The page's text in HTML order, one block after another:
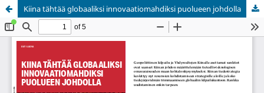
Kiina tähtää globaaliksi innovaatiomahdiksi puolueen johdolla
Palvelua ylläpitää